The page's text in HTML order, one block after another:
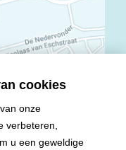
cookies
onze
verbeteren,
u een geweldige
BV